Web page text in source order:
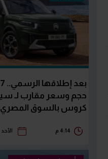
كروس بالسوق المصري
4:14 م الأحد 02 أغسطس 2026